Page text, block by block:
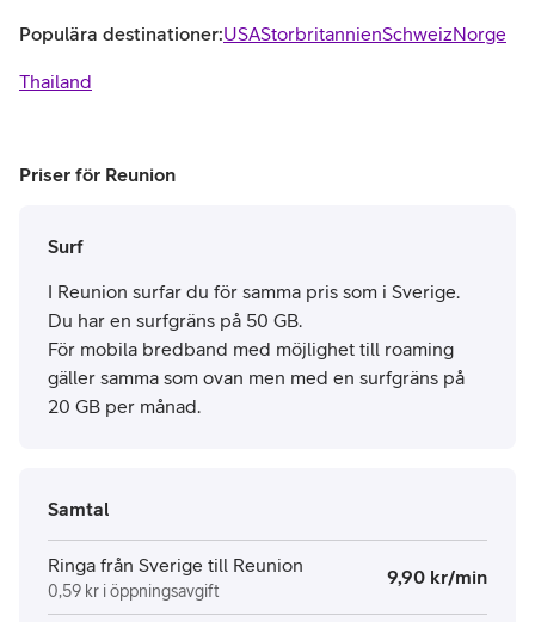
Populära destinationer:USAStorbritannienSchweizNorge
Thailand
Priser för Reunion
Surf
I Reunion surfar du för samma pris som i Sverige.
Du har en surfgräns på 50 GB.
För mobila bredband med möjlighet till roaming
gäller samma som ovan men med en surfgräns på
20 GB per månad.
Samtal
Ringa från Sverige till Reunion
0,59 kr i öppningsavgift
9,90 kr/min